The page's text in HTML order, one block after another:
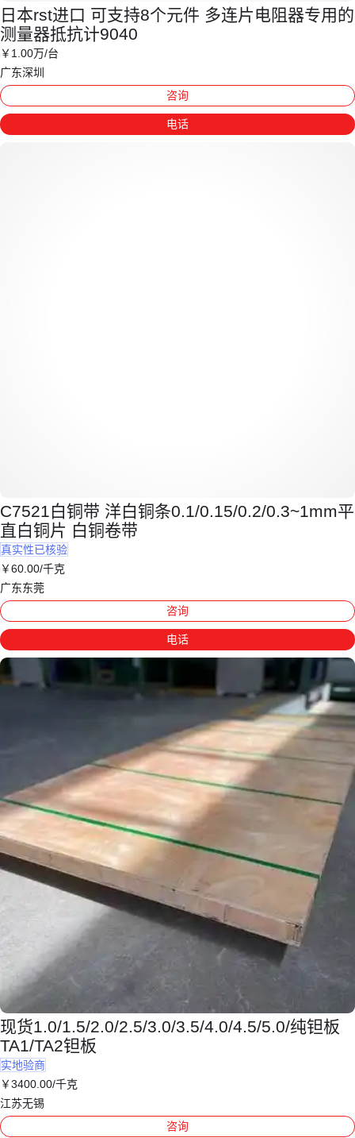
日本rst进口 可支持8个元件 多连片电阻器专用的
测量器抵抗计9040
￥ 1 .00万/台
广东深圳
咨询
电话
C7521白铜带 洋白铜条0.1/0.15/0.2/0.3~1mm平
直白铜片 白铜卷带
真实性已核验
￥60 .00/千克
广东东莞
咨询
电话
现货1.0/1.5/2.0/2.5/3.0/3.5/4.0/4.5/5.0/纯钽板
TA1/TA2钽板
实地验商
￥3400 .00/千克
江苏无锡
咨询